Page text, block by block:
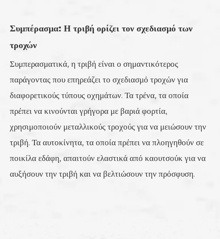
Συμπέρασμα: Η τριβή ορίζει τον σχεδιασμό των
τροχών
Συμπερασματικά, η τριβή είναι ο σημαντικότερος
παράγοντας που επηρεάζει το σχεδιασμό τροχών για
διαφορετικούς τύπους οχημάτων. Τα τρένα, τα οποία
πρέπει να κινούνται γρήγορα με βαριά φορτία,
χρησιμοποιούν μεταλλικούς τροχούς για να μειώσουν την
τριβή. Τα αυτοκίνητα, τα οποία πρέπει να πλοηγηθούν σε
ποικίλα εδάφη, απαιτούν ελαστικά από καουτσούκ για να
αυξήσουν την τριβή και να βελτιώσουν την πρόσφυση.